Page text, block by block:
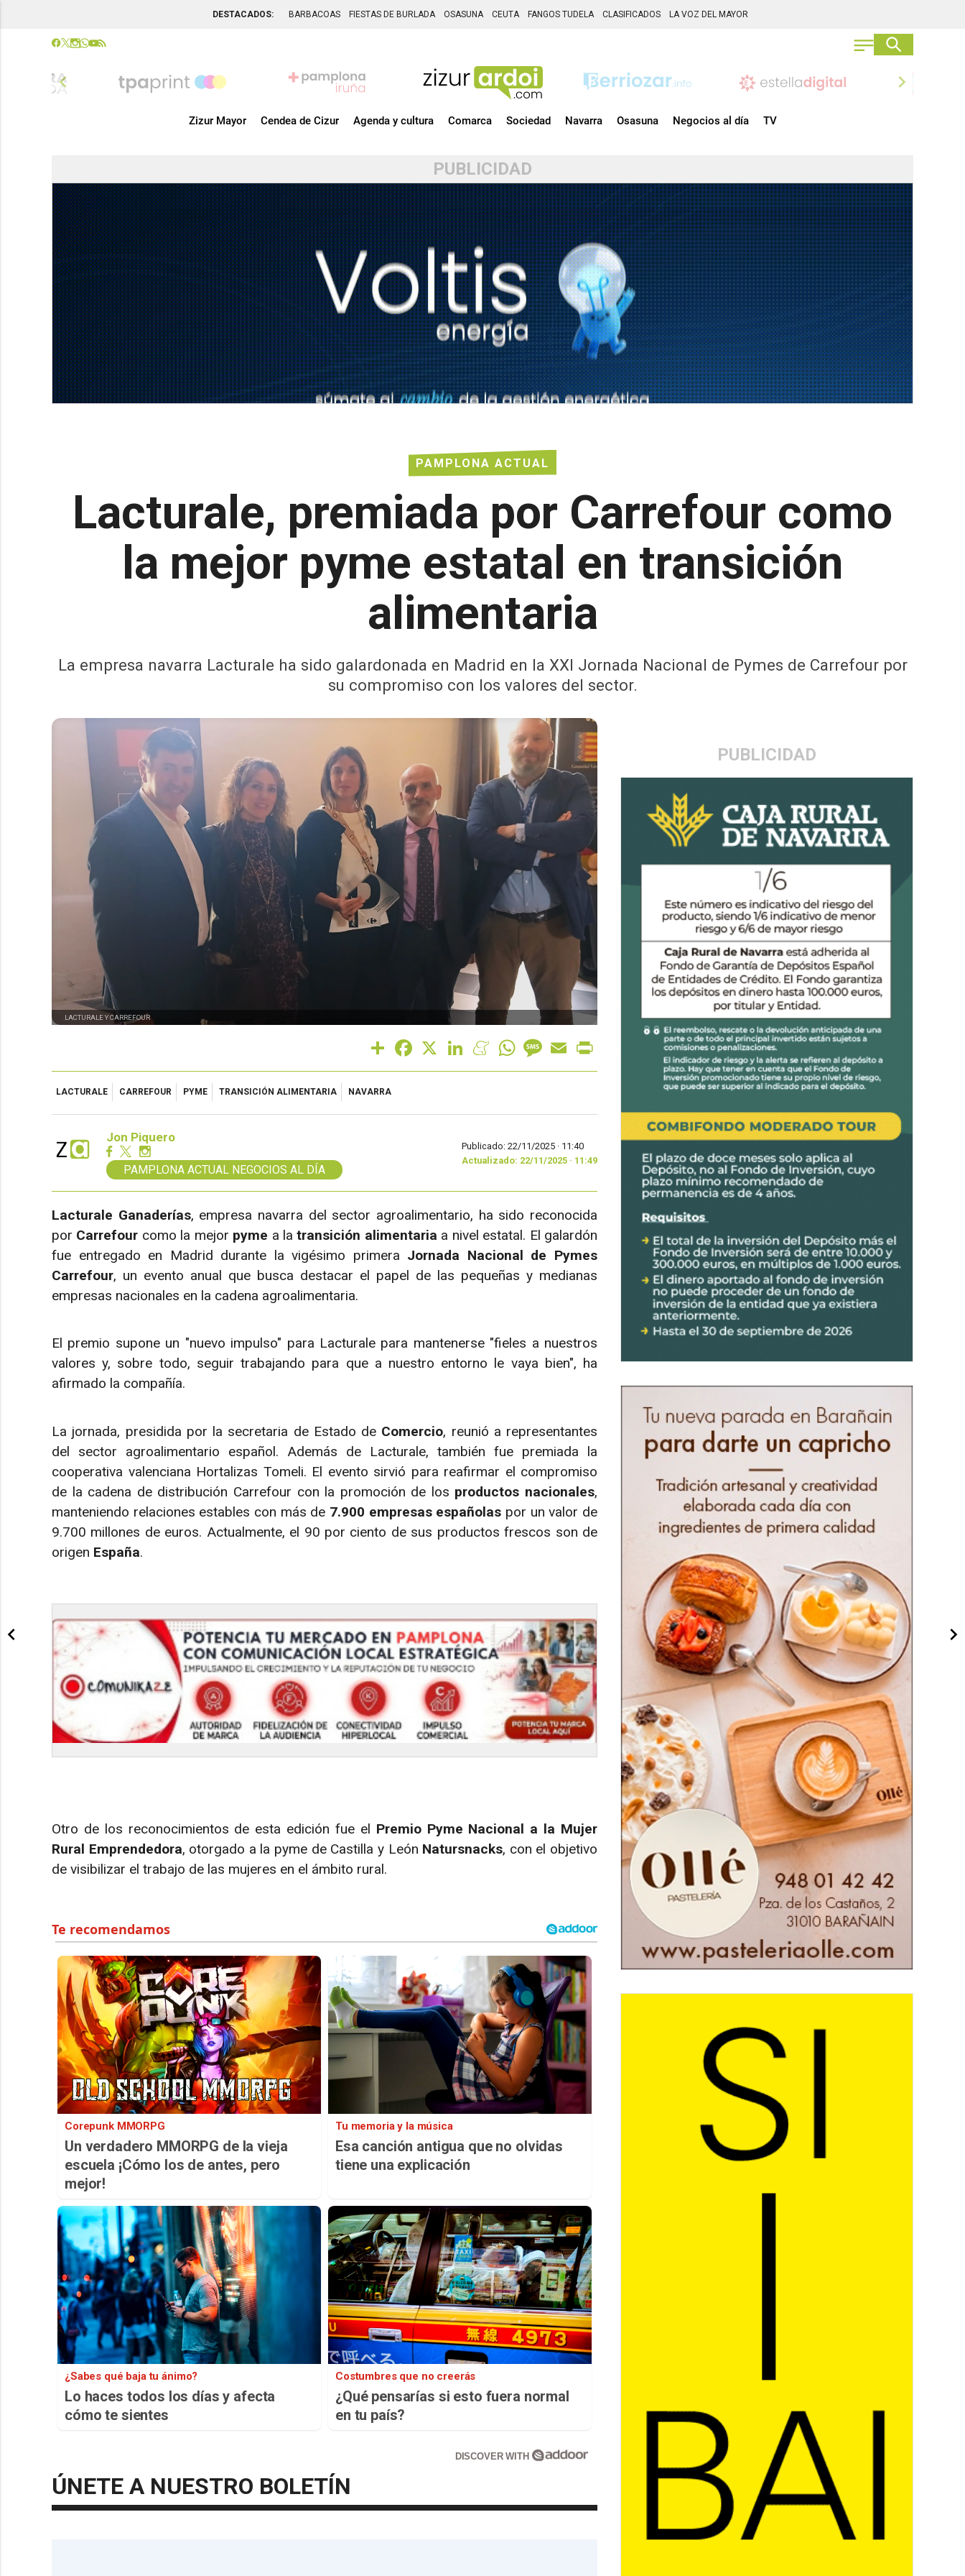
DESTACADOS: BARBACOAS FIESTAS DE BURLADA OSASUNA CEUTA FANGOS TUDELA CLASIFICADOS LA VOZ DEL MAYOR
chevron_left chevron_right
Zizur Mayor Cendea de Cizur Agenda y cultura Comarca Sociedad Navarra Osasuna Negocios al día TV
PUBLICIDAD
PAMPLONA ACTUAL
Lacturale, premiada por Carrefour como
la mejor pyme estatal en transición
alimentaria
La empresa navarra Lacturale ha sido galardonada en Madrid en la XXI Jornada Nacional de Pymes de Carrefour por
su compromiso con los valores del sector.
PUBLICIDAD
LACTURALE Y CARREFOUR
Share Facebook LinkedInMeneameWhatsAppMessage
Email
LACTURALE CARREFOUR PYME TRANSICIÓN ALIMENTARIA NAVARRA
Jon Piquero
PAMPLONA ACTUAL NEGOCIOS AL DÍA
Publicado: 22/11/2025 · 11:40
Actualizado: 22/11/2025 · 11:49
Lacturale Ganaderías, empresa navarra del sector agroalimentario, ha sido reconocida
por Carrefour como la mejor pyme a latransición alimentaria a nivel estatal. El galardón
fue entregado en Madrid durante la vigésimo primera Jornada Nacional de Pymes
Carrefour, un evento anual que busca destacar el papel de las pequeñas y medianas
empresas nacionales en la cadena agroalimentaria.
El premio supone un "nuevo impulso" para Lacturale para mantenerse "fieles a nuestros
valores y, sobre todo, seguir trabajando para que a nuestro entorno le vaya bien", ha
afirmado la compañía.
La jornada, presidida por la secretaria de Estado de Comercio, reunió a representantes
del sector agroalimentario español. Además de Lacturale, también fue premiada la
cooperativa valenciana Hortalizas Tomeli. El evento sirvió para reafirmar el compromiso
de la cadena de distribución Carrefour con la promoción de los productos nacionales,
manteniendo relaciones estables con más de 7.900 empresas españolas por un valor de
9.700 millones de euros. Actualmente, el 90 por ciento de sus productos frescos son de
origen España.
Otro de los reconocimientos de esta edición fue el Premio Pyme Nacional a la Mujer
Rural Emprendedora, otorgado a la pyme de Castilla y León Natursnacks, con el objetivo
de visibilizar el trabajo de las mujeres en el ámbito rural.
Corepunk MMORPG
Un verdadero MMORPG de la vieja
escuela ¡Cómo los de antes, pero
mejor!
Tu memoria y la música
Esa canción antigua que no olvidas
tiene una explicación
¿Sabes qué baja tu ánimo?
Lo haces todos los días y afecta
cómo te sientes
Costumbres que no creerás
¿Qué pensarías si esto fuera normal
en tu país?
DISCOVER WITH
ÚNETE A NUESTRO BOLETÍN